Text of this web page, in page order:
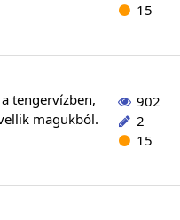
15
tengervízben,
magukból.
902
2
15